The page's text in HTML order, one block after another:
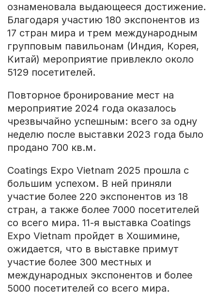
ознаменовала выдающееся достижение.
Благодаря участию 180 экспонентов из
17 стран мира и трем международным
групповым павильонам (Индия, Корея,
Китай) мероприятие привлекло около
5129 посетителей.
Повторное бронирование мест на
мероприятие 2024 года оказалось
чрезвычайно успешным: всего за одну
неделю после выставки 2023 года было
продано 700 кв.м.
Coatings Expo Vietnam 2025 прошла с
большим успехом. В ней приняли
участие более 220 экспонентов из 18
стран, а также более 7000 посетителей
со всего мира. 11-я выставка Coatings
Expo Vietnam пройдет в Хошимине,
ожидается, что в выставке примут
участие более 300 местных и
международных экспонентов и более
5000 посетителей со всего мира.